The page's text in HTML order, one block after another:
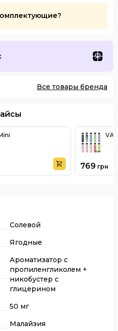
Все товары бренда
769 грн
Солевой
Ягодные
Ароматизатор с
пропиленгликолем +
никобустер с
глицерином
50 мг
Малайзия